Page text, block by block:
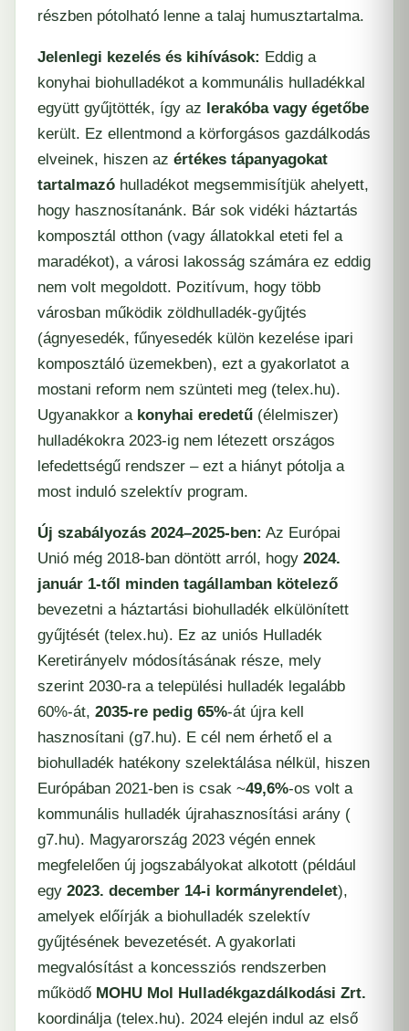
részben pótolható lenne a talaj humusztartalma.
Jelenlegi kezelés és kihívások: Eddig a
konyhai biohulladékot a kommunális hulladékkal
együtt gyűjtötték, így az lerakóba vagy égetőbe
került. Ez ellentmond a körforgásos gazdálkodás
elveinek, hiszen az értékes tápanyagokat
tartalmazó hulladékot megsemmisítjük ahelyett,
hogy hasznosítanánk. Bár sok vidéki háztartás
komposztál otthon (vagy állatokkal eteti fel a
maradékot), a városi lakosság számára ez eddig
nem volt megoldott. Pozitívum, hogy több
városban működik zöldhulladék-gyűjtés
(ágnyesedék, fűnyesedék külön kezelése ipari
komposztáló üzemekben), ezt a gyakorlatot a
mostani reform nem szünteti meg (​telex.hu).
Ugyanakkor a konyhai eredetű (élelmiszer)
hulladékokra 2023-ig nem létezett országos
lefedettségű rendszer – ezt a hiányt pótolja a
most induló szelektív program.
Új szabályozás 2024–2025-ben: Az Európai
Unió még 2018-ban döntött arról, hogy 2024.
január 1-től minden tagállamban kötelező
bevezetni a háztartási biohulladék elkülönített
gyűjtését (​telex.hu). Ez az uniós Hulladék
Keretirányelv módosításának része, mely
szerint 2030-ra a települési hulladék legalább
60%-át, 2035-re pedig 65%-át újra kell
hasznosítani​ (g7.hu). E cél nem érhető el a
biohulladék hatékony szelektálása nélkül, hiszen
Európában 2021-ben is csak ~49,6%-os volt a
kommunális hulladék újrahasznosítási arány (​
g7.hu). Magyarország 2023 végén ennek
megfelelően új jogszabályokat alkotott (például
egy 2023. december 14-i kormányrendelet),
amelyek előírják a biohulladék szelektív
gyűjtésének bevezetését. A gyakorlati
megvalósítást a koncessziós rendszerben
működő MOHU Mol Hulladékgazdálkodási Zrt.
koordinálja (​telex.hu). 2024 elején indul az első